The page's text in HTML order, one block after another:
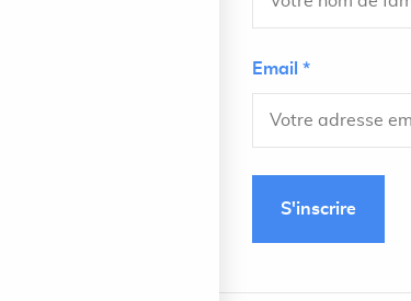
Email *
S'inscrire